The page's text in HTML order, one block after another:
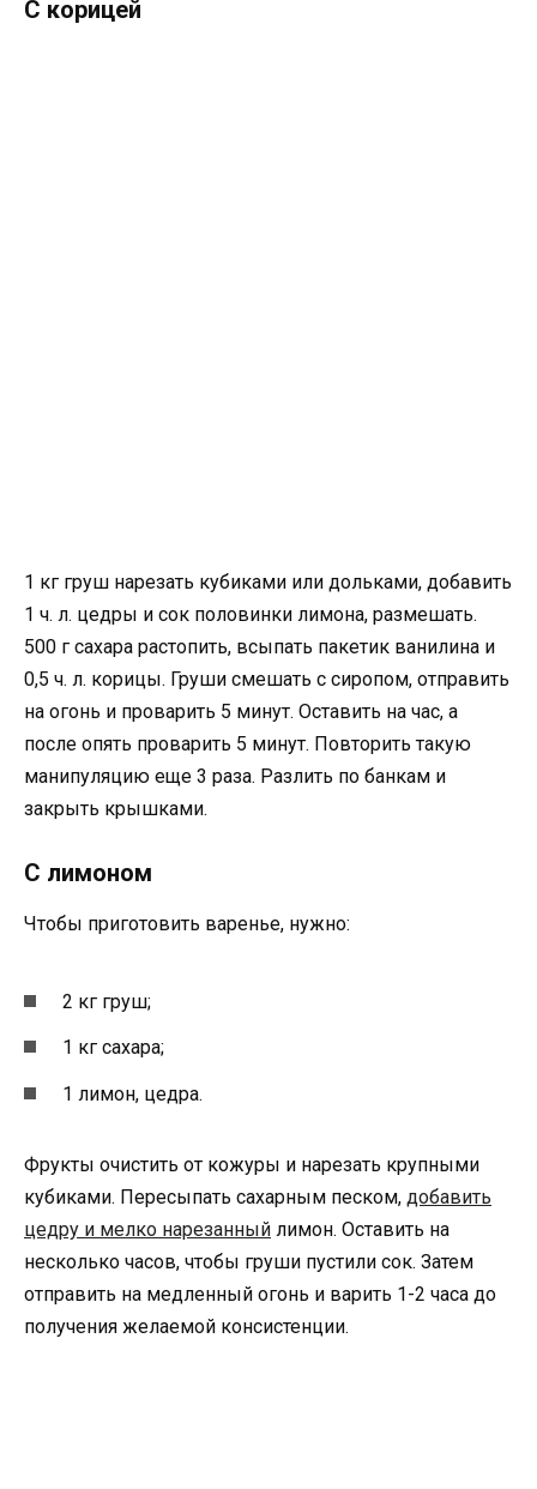
С корицей
1 кг груш нарезать кубиками или дольками, добавить
1 ч. л. цедры и сок половинки лимона, размешать.
500 г сахара растопить, всыпать пакетик ванилина и
0,5 ч. л. корицы. Груши смешать с сиропом, отправить
на огонь и проварить 5 минут. Оставить на час, а
после опять проварить 5 минут. Повторить такую
манипуляцию еще 3 раза. Разлить по банкам и
закрыть крышками.
С лимоном
Чтобы приготовить варенье, нужно:
2 кг груш;
1 кг сахара;
1 лимон, цедра.
Фрукты очистить от кожуры и нарезать крупными
кубиками. Пересыпать сахарным песком, добавить
цедру и мелко нарезанный лимон. Оставить на
несколько часов, чтобы груши пустили сок. Затем
отправить на медленный огонь и варить 1-2 часа до
получения желаемой консистенции.